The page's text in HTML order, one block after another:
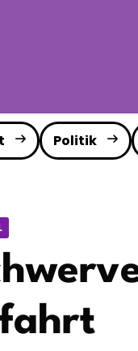
Politik